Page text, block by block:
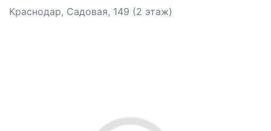
Краснодар, Садовая, 149 (2 этаж)